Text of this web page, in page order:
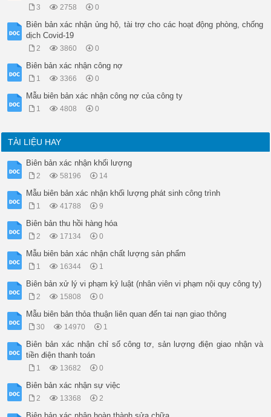
3 2758 0
Biên bản xác nhận ủng hộ, tài trợ cho các hoạt động phòng, chống
dịch Covid-19
2 3860 0
Biên bản xác nhận công nợ
1 3366 0
Mẫu biên bản xác nhận công nợ của công ty
1 4808 0
TÀI LIỆU HAY
Biên bản xác nhận khối lượng
2 58196 14
Mẫu biên bản xác nhận khối lượng phát sinh công trình
1 41788 9
Biên bản thu hồi hàng hóa
2 17134 0
Mẫu biên bản xác nhận chất lượng sản phẩm
1 16344 1
Biên bản xử lý vi phạm kỷ luật (nhân viên vi phạm nội quy công ty)
2 15808 0
Mẫu biên bản thỏa thuận liên quan đến tai nạn giao thông
30 14970 1
Biên bản xác nhận chỉ số công tơ, sản lượng điện giao nhận và
tiền điện thanh toán
1 13682 0
Biên bản xác nhận sự việc
2 13368 2